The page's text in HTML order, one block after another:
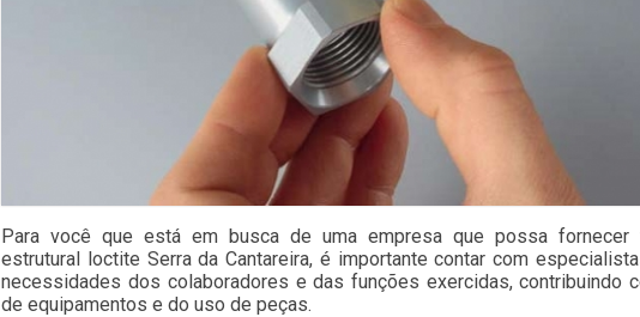
Para você que está em busca de uma empresa que possa fornecer
estrutural loctite Serra da Cantareira, é importante contar com
necessidades dos colaboradores e das funções exercidas, contribuindo
de equipamentos e do uso de peças.